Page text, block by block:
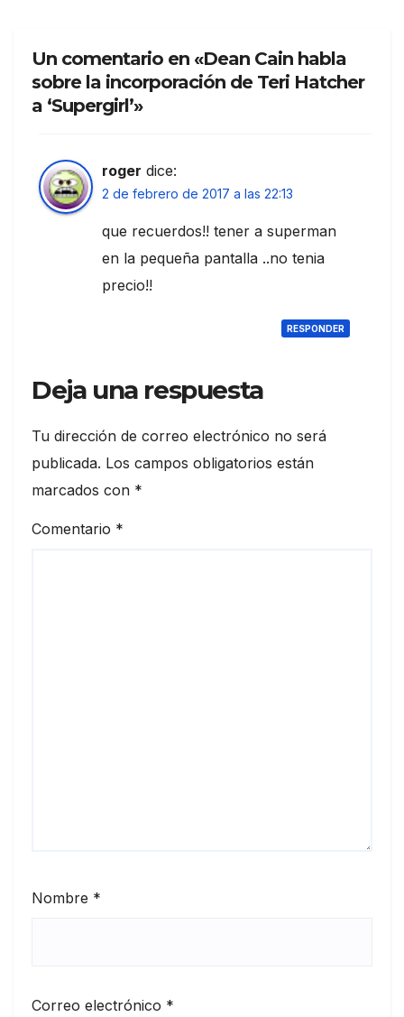
Un comentario en «Dean Cain habla
sobre la incorporación de Teri Hatcher
a ‘Supergirl’»
roger dice:
2 de febrero de 2017 a las 22:13
que recuerdos!! tener a superman
en la pequeña pantalla ..no tenia
precio!!
RESPONDER
Deja una respuesta
Tu dirección de correo electrónico no será
publicada. Los campos obligatorios están
marcados con *
Comentario *
Nombre *
Correo electrónico *